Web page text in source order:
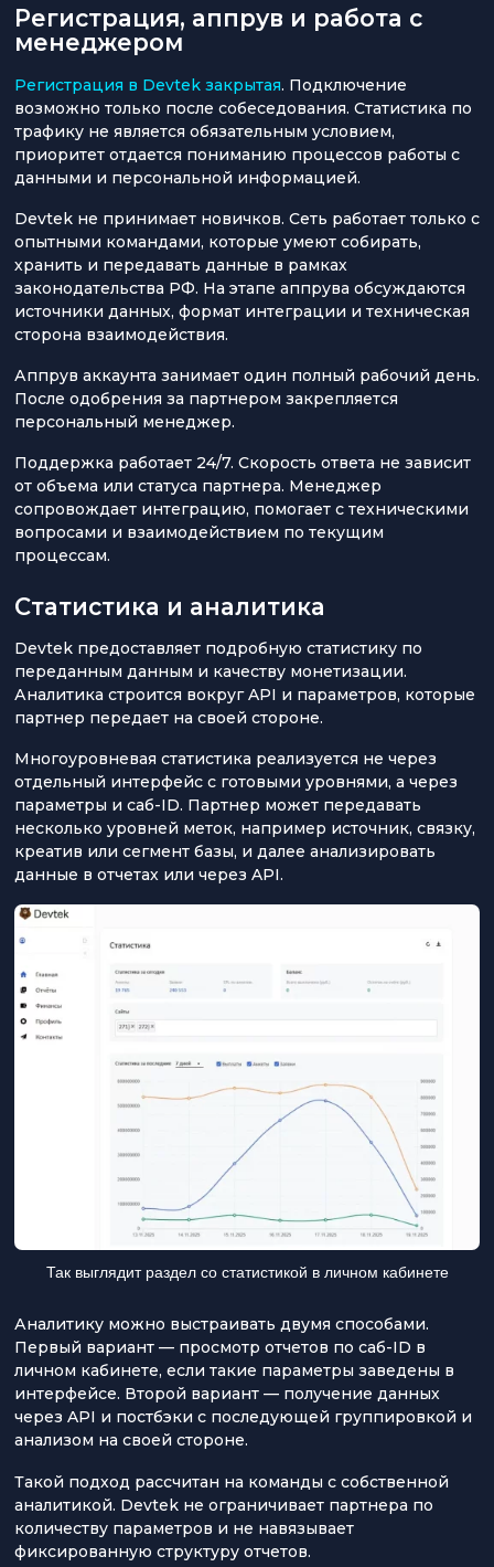
Регистрация, аппрув и работа с
менеджером
Регистрация в Devtek закрытая. Подключение
возможно только после собеседования. Статистика по
трафику не является обязательным условием,
приоритет отдается пониманию процессов работы с
данными и персональной информацией.
Devtek не принимает новичков. Сеть работает только с
опытными командами, которые умеют собирать,
хранить и передавать данные в рамках
законодательства РФ. На этапе аппрува обсуждаются
источники данных, формат интеграции и техническая
сторона взаимодействия.
Аппрув аккаунта занимает один полный рабочий день.
После одобрения за партнером закрепляется
персональный менеджер.
Поддержка работает 24/7. Скорость ответа не зависит
от объема или статуса партнера. Менеджер
сопровождает интеграцию, помогает с техническими
вопросами и взаимодействием по текущим
процессам.
Статистика и аналитика
Devtek предоставляет подробную статистику по
переданным данным и качеству монетизации.
Аналитика строится вокруг API и параметров, которые
партнер передает на своей стороне.
Многоуровневая статистика реализуется не через
отдельный интерфейс с готовыми уровнями, а через
параметры и саб-ID. Партнер может передавать
несколько уровней меток, например источник, связку,
креатив или сегмент базы, и далее анализировать
данные в отчетах или через API.
Так выглядит раздел со статистикой в личном кабинете
Аналитику можно выстраивать двумя способами.
Первый вариант — просмотр отчетов по саб-ID в
личном кабинете, если такие параметры заведены в
интерфейсе. Второй вариант — получение данных
через API и постбэки с последующей группировкой и
анализом на своей стороне.
Такой подход рассчитан на команды с собственной
аналитикой. Devtek не ограничивает партнера по
количеству параметров и не навязывает
фиксированную структуру отчетов.